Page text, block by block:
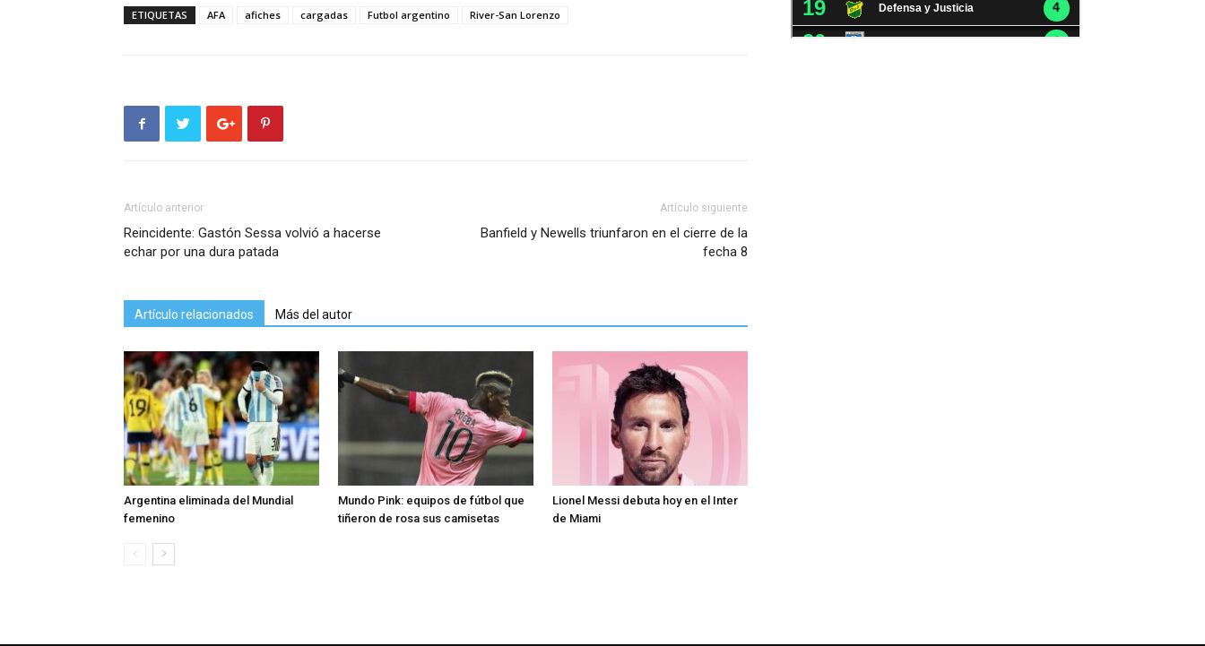
ETIQUETAS AFA afiches cargadas Futbol argentino River-San Lorenzo
Artículo anterior
Reincidente: Gastón Sessa volvió a hacerse
echar por una dura patada
Artículo siguiente
Banfield y Newells triunfaron en el cierre de la
fecha 8
Artículo relacionados Más del autor
Argentina eliminada del Mundial
femenino
Mundo Pink: equipos de fútbol que
tiñeron de rosa sus camisetas
Lionel Messi debuta hoy en el Inter
de Miami